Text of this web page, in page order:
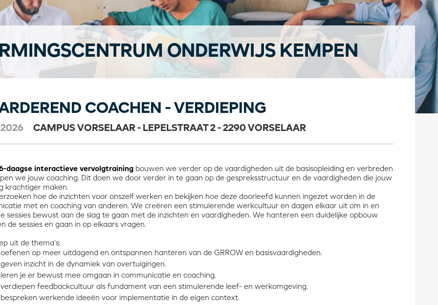
ONDERWIJS KEMPEN
COACHEN - VERDIEPING
CAMPUS VORSELAAR - LEPELSTRAAT 2 - 2290 VORSELAAR
daagse interactieve vervolgtrainingbouwen we verder op de vaardigheden uit de basisopleiding en verbreden
we jouw coaching. Dit doen we door verder in te gaan op de gespreksstructuur en de vaardigheden die jouw
krachtiger maken.
hoe de inzichten voor onszelf werken en bekijken hoe deze doorleefd kunnen ingezet worden in de
met en coaching van anderen. We creëren een stimulerende werkcultuur en dagen elkaar uit om in en
sessies bewust aan de slag te gaan met de inzichten en vaardigheden. We hanteren een duidelijke opbouw
de sessies en gaan in op elkaars vragen.
uit de thema’s:
op meer uitdagend en ontspannen hanteren van de GRROW en basisvaardigheden.
inzicht in de dynamiek van overtuigingen.
je er bewust mee omgaan in communicatie en coaching.
verdiepen feedbackcultuur als fundament van een stimulerende leef- en werkomgeving.
bespreken werkende ideeën voor implementatie in de eigen context.